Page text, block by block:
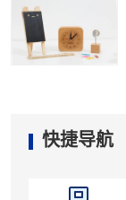
快捷导航